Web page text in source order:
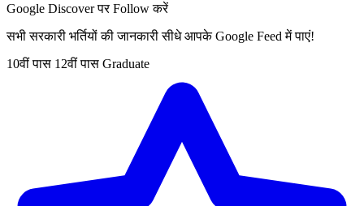
Google Discover पर Follow करें
सभी सरकारी भर्तियों की जानकारी सीधे आपके Google Feed में पाएं!
10वीं पास 12वीं पास Graduate